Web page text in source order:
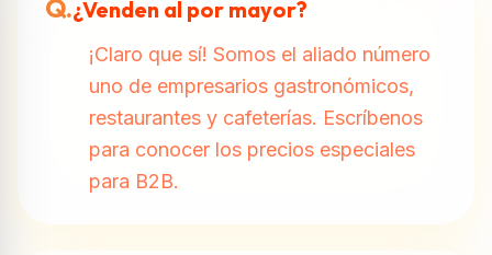
Q.¿Venden al por mayor?
¡Claro que sí! Somos el aliado número
uno de empresarios gastronómicos,
restaurantes y cafeterías. Escríbenos
para conocer los precios especiales
para B2B.